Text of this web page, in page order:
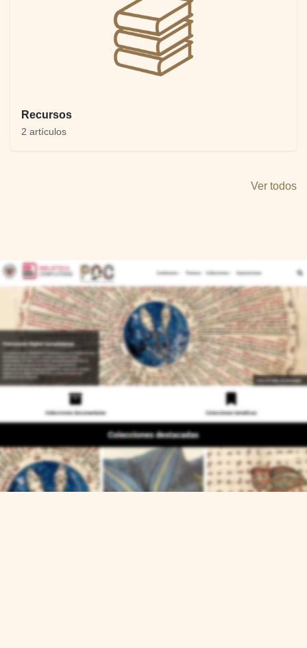
Recursos
2 artículos
Ver todos